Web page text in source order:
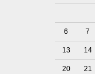
6 7
13 14
20 21